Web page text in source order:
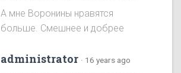
А мне Воронины нравятся
больше. Смешнее и добрее
administrator · 16 years ago